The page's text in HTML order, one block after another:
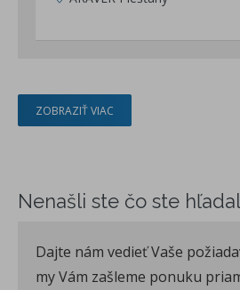
ZOBRAZIŤ VIAC
Nenašli ste čo ste
Dajte nám vedieť Vaše
my Vám zašleme ponuku